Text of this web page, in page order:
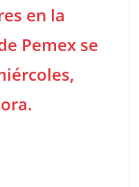
en la
Pemex se